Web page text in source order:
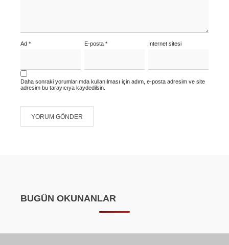
Ad * E-posta* İnternet sitesi
Daha sonraki yorumlarımda kullanılması için adım, e-posta adresim ve site
adresim bu tarayıcıya kaydedilsin.
BUGÜN OKUNANLAR